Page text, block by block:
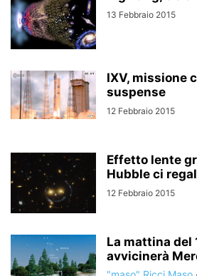
13 Febbraio 2015
IXV, missione
suspense
12 Febbraio 2015
Effetto lente
Hubble ci
12 Febbraio 2015
La mattina del
avvicinerà